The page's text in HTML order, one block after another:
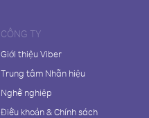
CÔNG TY
Giới thiệu Viber
Trung tâm Nhãn hiệu
Nghề nghiệp
Điều khoản & Chính sách